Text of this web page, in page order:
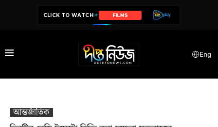
CLICK TO WATCH SERIES
Eng
আন্তর্জাতিক